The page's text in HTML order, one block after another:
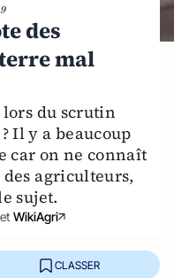
des
mal
du scrutin
Il y a beaucoup
car on ne connaît
agriculteurs,
sujet.
et WikiAgri
CLASSER